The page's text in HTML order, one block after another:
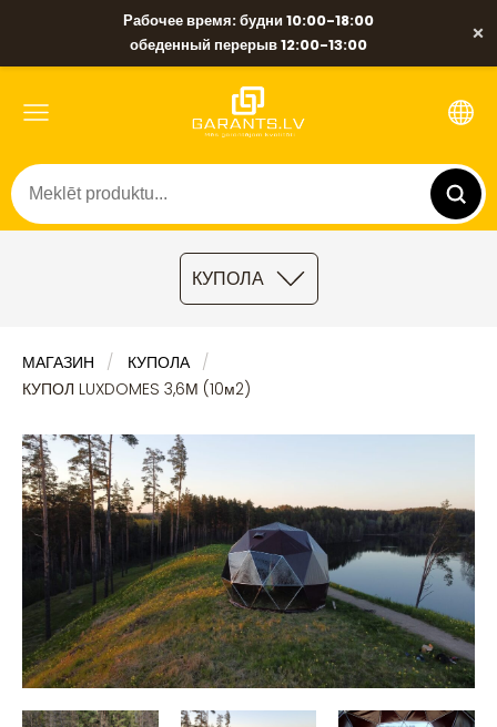
Рабочее время: будни 10:00-18:00
обеденный перерыв 12:00-13:00
×
КУПОЛА
МАГАЗИН
КУПОЛА
КУПОЛ LUXDOMES 3,6М (10м2)